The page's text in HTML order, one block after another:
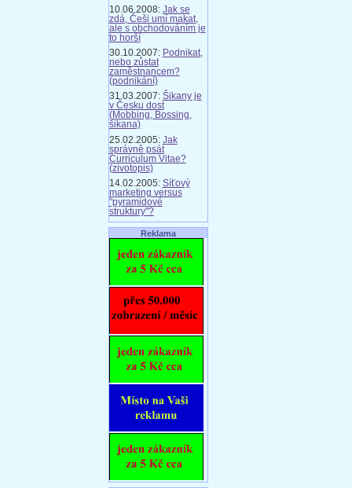
10.06.2008: Jak se
zdá, Češi umí makat,
ale s obchodováním je
to horší
30.10.2007: Podnikat,
nebo zůstat
zaměstnancem?
(podnikání)
31.03.2007: Šikany je
v Česku dost
(Mobbing, Bossing,
šikana)
25.02.2005: Jak
správně psát
Curriculum Vitae?
(zivotopis)
14.02.2005: Síťový
marketing versus
"pyramidové
struktury"?
Reklama